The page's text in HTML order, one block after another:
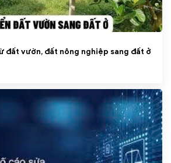
đất vườn, đất nông nghiệp sang đất ở